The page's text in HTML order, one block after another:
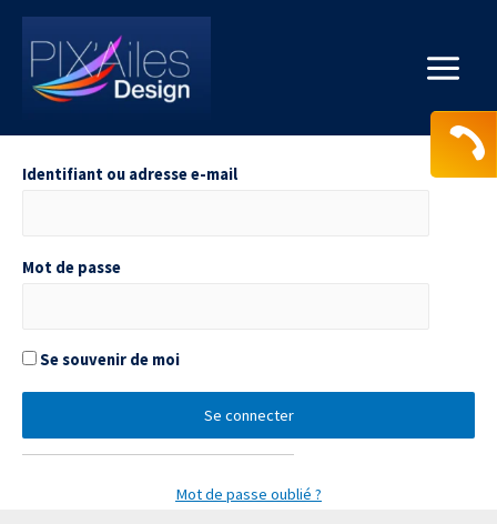
Aller
contenu
Main
Menu
Identifiant ou adresse e-mail
Mot de passe
Se souvenir de moi
Mot de passe oublié ?